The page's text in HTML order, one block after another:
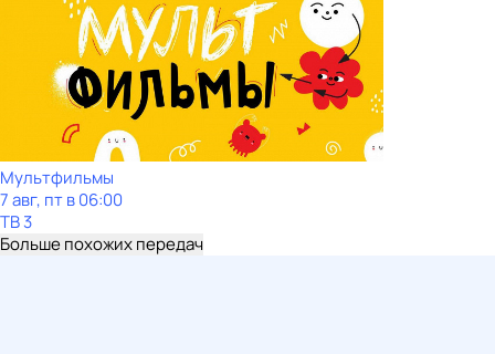
Мультфильмы
7 авг, пт в 06:00
ТВ 3
Больше похожих передач